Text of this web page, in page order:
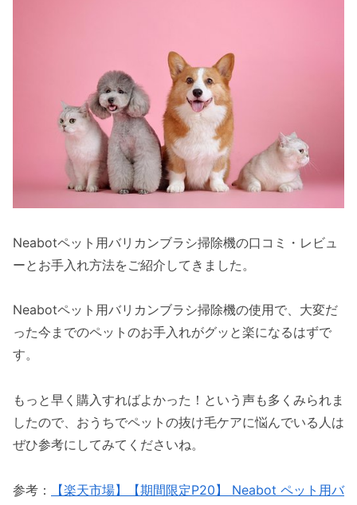
Neabotペット用バリカンブラシ掃除機の口コミ・レビュ
ーとお手入れ方法をご紹介してきました。
Neabotペット用バリカンブラシ掃除機の使用で、大変だ
った今までのペットのお手入れがグッと楽になるはずで
す。
もっと早く購入すればよかった！という声も多くみられま
したので、おうちでペットの抜け毛ケアに悩んでいる人は
ぜひ参考にしてみてくださいね。
参考：
【楽天市場】【期間限定P20】 Neabot ペット用バ